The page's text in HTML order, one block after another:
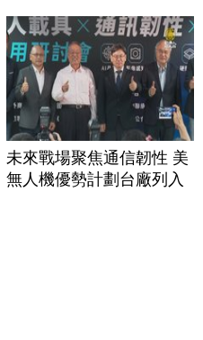
未來戰場聚焦通信韌性 美
無人機優勢計劃台廠列入